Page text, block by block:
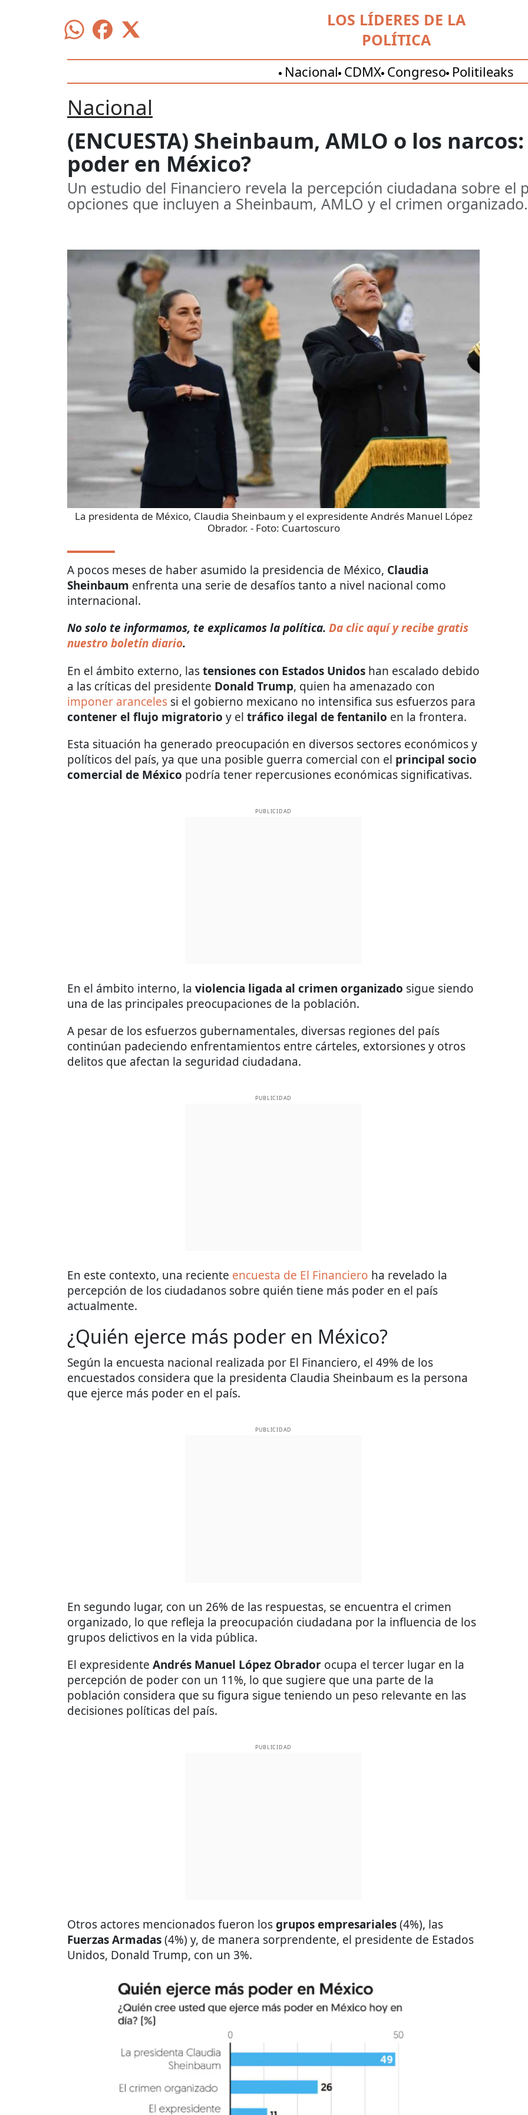
LOS LÍDERES DE LA
POLÍTICA
Nacional CDMX Congreso Politileaks
Nacional
(ENCUESTA) Sheinbaum, AMLO o los
poder en México?
Un estudio del Financiero revela la percepción ciudadana sobre el
opciones que incluyen a Sheinbaum, AMLO y el crimen organizado.
La presidenta de México, Claudia Sheinbaum y el expresidente Andrés Manuel López
Obrador. - Foto: Cuartoscuro
A pocos meses de haber asumido la presidencia de México, Claudia
Sheinbaum enfrenta una serie de desafíos tanto a nivel nacional como
internacional.
No solo te informamos, te explicamos la política. Da clic aquí y recibe gratis
nuestro boletín diario.
En el ámbito externo, lastensiones con Estados Unidos han escalado debido
a las críticas del presidente Donald Trump, quien ha amenazado con
imponer aranceles si el gobierno mexicano no intensifica sus esfuerzos para
contener el flujo migratorio y el tráfico ilegal de fentanilo en la frontera.
Esta situación ha generado preocupación en diversos sectores económicos y
políticos del país, ya que una posible guerra comercial con el principal socio
comercial de México podría tener repercusiones económicas significativas.
PUBLICIDAD
En el ámbito interno, la violencia ligada al crimen organizado sigue siendo
una de las principales preocupaciones de la población.
A pesar de los esfuerzos gubernamentales, diversas regiones del país
continúan padeciendo enfrentamientos entre cárteles, extorsiones y otros
delitos que afectan la seguridad ciudadana.
PUBLICIDAD
En este contexto, una reciente encuesta de El Financiero ha revelado la
percepción de los ciudadanos sobre quién tiene más poder en el país
actualmente.
¿Quién ejerce más poder en México?
Según la encuesta nacional realizada por El Financiero, el 49% de los
encuestados considera que la presidenta Claudia Sheinbaum es la persona
que ejerce más poder en el país.
PUBLICIDAD
En segundo lugar, con un 26% de las respuestas, se encuentra el crimen
organizado, lo que refleja la preocupación ciudadana por la influencia de los
grupos delictivos en la vida pública.
El expresidente Andrés Manuel López Obrador ocupa el tercer lugar en la
percepción de poder con un 11%, lo que sugiere que una parte de la
población considera que su figura sigue teniendo un peso relevante en las
decisiones políticas del país.
PUBLICIDAD
Otros actores mencionados fueron losgrupos empresariales(4%), las
Fuerzas Armadas(4%) y, de manera sorprendente, el presidente de Estados
Unidos, Donald Trump, con un 3%.